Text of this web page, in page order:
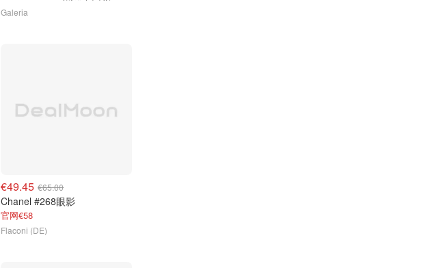
Galeria
€49.45 €65.00
Chanel #268眼影
官网€58
Flaconi (DE)